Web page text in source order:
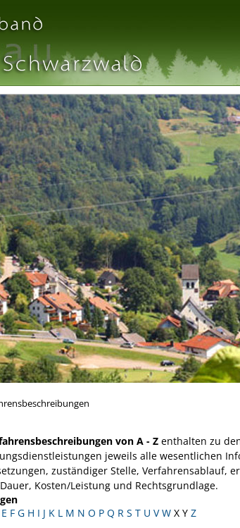
von A - Z enthalten zu
jeweils alle wesentlichen
zuständiger Stelle, Verfahrensablauf,
Kosten/Leistung und Rechtsgrundlage.
E F G H I J K L M N O P Q R S T U V W X Y Z